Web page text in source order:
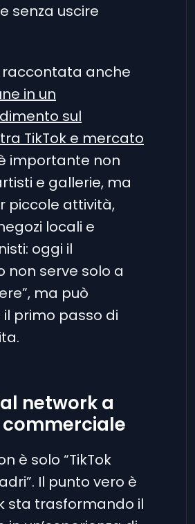
senza uscire
raccontata anche
in un
sul
TikTok e mercato
importante non
e gallerie, ma
piccole attività,
locali e
oggi il
non serve solo a
ma può
primo passo di
network a
è solo “TikTok
Il punto vero è
sta trasformando il